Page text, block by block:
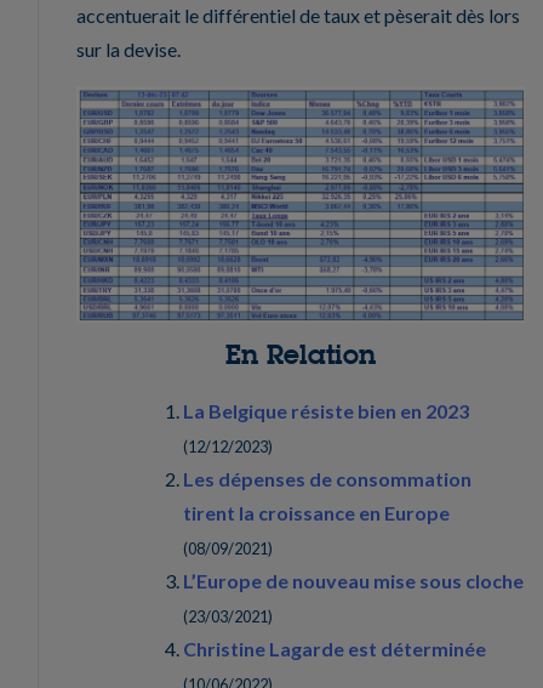
accentuerait le différentiel de taux et pèserait dès lors
sur la devise.
En Relation
La Belgique résiste bien en 2023
(12/12/2023)
Les dépenses de consommation
tirent la croissance en Europe
(08/09/2021)
L’Europe de nouveau mise sous cloche
(23/03/2021)
Christine Lagarde est déterminée